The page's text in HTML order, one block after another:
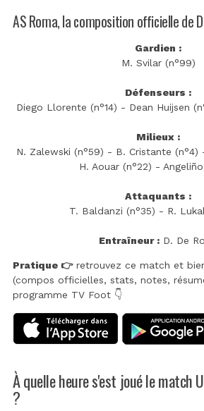
AS Roma, la composition officielle de
Gardien :
M. Svilar (n°99)
Défenseurs :
Diego Llorente (n°14) - Dean Huijsen
Milieux :
N. Zalewski (n°59) - B. Cristante (n°4)
H. Aouar (n°22) -
Attaquants :
T. Baldanzi (n°35) - R.
Entraîneur : D. De
Pratique 👉retrouvez ce match et
(compos officielles, stats, notes,
programme TV Foot 👇
À quelle heure s'est joué le match
?